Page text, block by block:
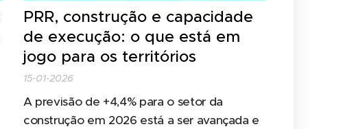
PRR, construção e capacidade
de execução: o que está em
jogo para os territórios
15-01-2026
A previsão de +4,4% para o setor da
construção em 2026 está a ser avançada e